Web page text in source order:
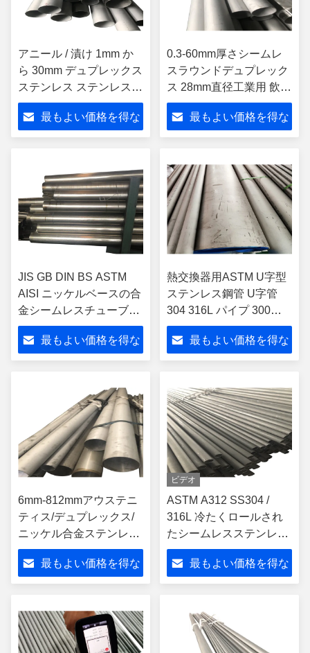
アニール / 漬け 1mm か
ら 30mm デュプレックス
ステンレス ステンレス
管とパイプ S31803
S32205 S32750
最もよい価格を得な
0.3-60mm厚さシームレ
スラウンドデュプレック
ス 28mm直径工業用 飲料
水用 小型20mmステンレ
ス
最もよい価格を得な
JIS GB DIN BS ASTM
AISI ニッケルベースの合
金シームレスチューブ&
パイプ インコネル600 イ
ンコロイ800h インコネ
ル625 管道輸送用
最もよい価格を得な
熱交換器用ASTM U字型
ステンレス鋼管 U字管
304 316L パイプ 300シ
リーズ
最もよい価格を得な
6mm-812mmアウステニ
ティス/デュプレックス/
ニッケル合金ステンレス
鋼管
最もよい価格を得な
ビデオ
ASTM A312 SS304 /
316L 冷たくロールされ
たシームレスステンレス
鋼管
最もよい価格を得な